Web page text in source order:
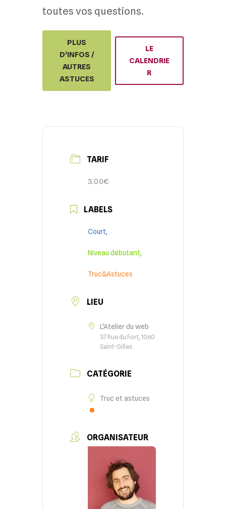
toutes vos questions.
PLUS
D’INFOS /
AUTRES
ASTUCES
LE
CALENDRIE
R
TARIF
3.00€
LABELS
Court,
Niveau débutant,
Truc&Astuces
LIEU
L'Atelier du web
37 Rue du Fort, 1060
Saint-Gilles
CATÉGORIE
Truc et astuces
ORGANISATEUR